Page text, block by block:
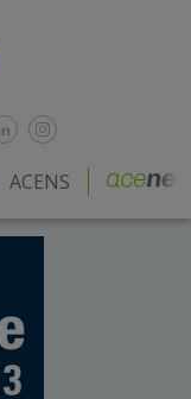
ACENS